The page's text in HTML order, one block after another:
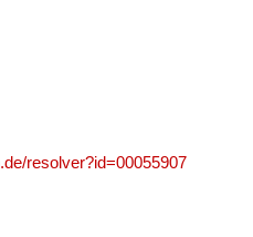
resolver?id=00055907